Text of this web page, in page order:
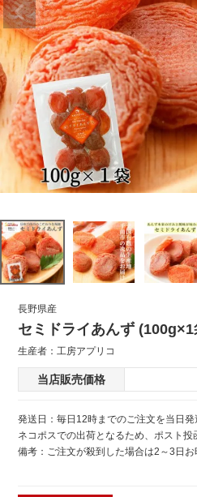
長野県産
セミドライあんず (100g×1
生産者：工房アプリコ
当店販売価格
発送日：毎日12時までのご注文を当日
ネコポスでの出荷となるため、ポスト投
備考：ご注文が殺到した場合は2～3日お